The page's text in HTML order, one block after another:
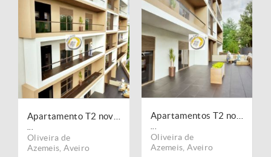
Oliveira de
Azemeis ,Aveiro
Oliveira de
Azemeis ,Aveiro